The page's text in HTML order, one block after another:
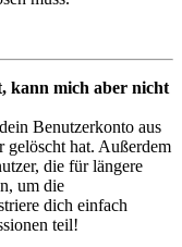
kann mich aber nicht
Benutzerkonto aus
gelöscht hat. Außerdem
die für längere
um die
dich einfach
teil!